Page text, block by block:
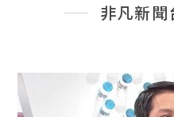
線上預約
非凡新